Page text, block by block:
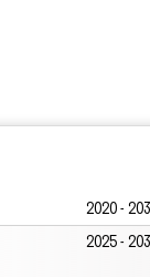
2020 -
2025 -